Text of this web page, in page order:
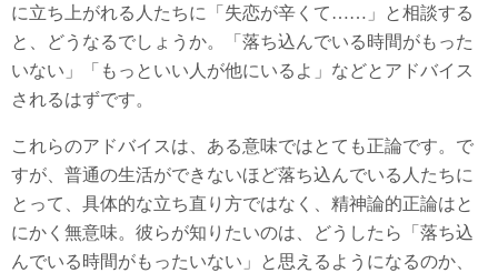
に立ち上がれる人たちに「失恋が辛くて……」と相談する
と、どうなるでしょうか。「落ち込んでいる時間がもった
いない」「もっといい人が他にいるよ」などとアドバイス
されるはずです。
これらのアドバイスは、ある意味ではとても正論です。で
すが、普通の生活ができないほど落ち込んでいる人たちに
とって、具体的な立ち直り方ではなく、精神論的正論はと
にかく無意味。彼らが知りたいのは、どうしたら「落ち込
んでいる時間がもったいない」と思えるようになるのか、